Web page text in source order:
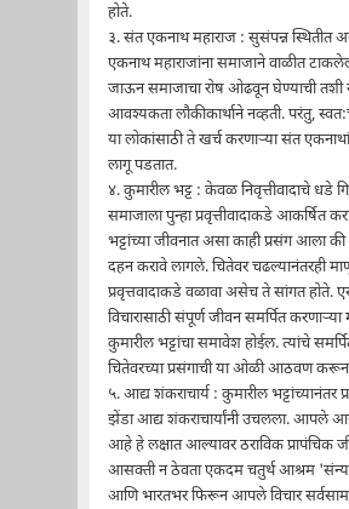
होते.
३. संत एकनाथ महाराज : सुसंपन्न स्थितीत
एकनाथ महाराजांना समाजाने वाळीत
जाऊन समाजाचा रोष ओढवून घेण्याची
आवश्यकता लौकीकार्थाने नव्हती. परंतु,
या लोकांसाठी ते खर्च करणार्‍या संत
लागू पडतात.
४. कुमारील भट्ट : केवळ निवृत्तीवादाचे धडे
समाजाला पुन्हा प्रवृत्तीवादाकडे आकर्षित
भट्टांच्या जीवनात असा काही प्रसंग आला की
दहन करावे लागले. चितेवर चढल्यानंतरही
प्रवृत्तवादाकडे वळावा असेच ते सांगत होते.
विचारासाठी संपूर्ण जीवन समर्पित
कुमारील भट्टांचा समावेश होईल. त्यांचे
चितेवरच्या प्रसंगाची या ओळी आठवण करून
५. आद्य शंकराचार्य : कुमारील भट्टांच्यानंतर
झेंडा आद्य शंकराचार्यांनी उचलला. आपले
आहे हे लक्षात आल्यावर ठराविक प्रापंचिक
आसक्ती न ठेवता एकदम चतुर्थ आश्रम
आणि भारतभर फिरून आपले विचार